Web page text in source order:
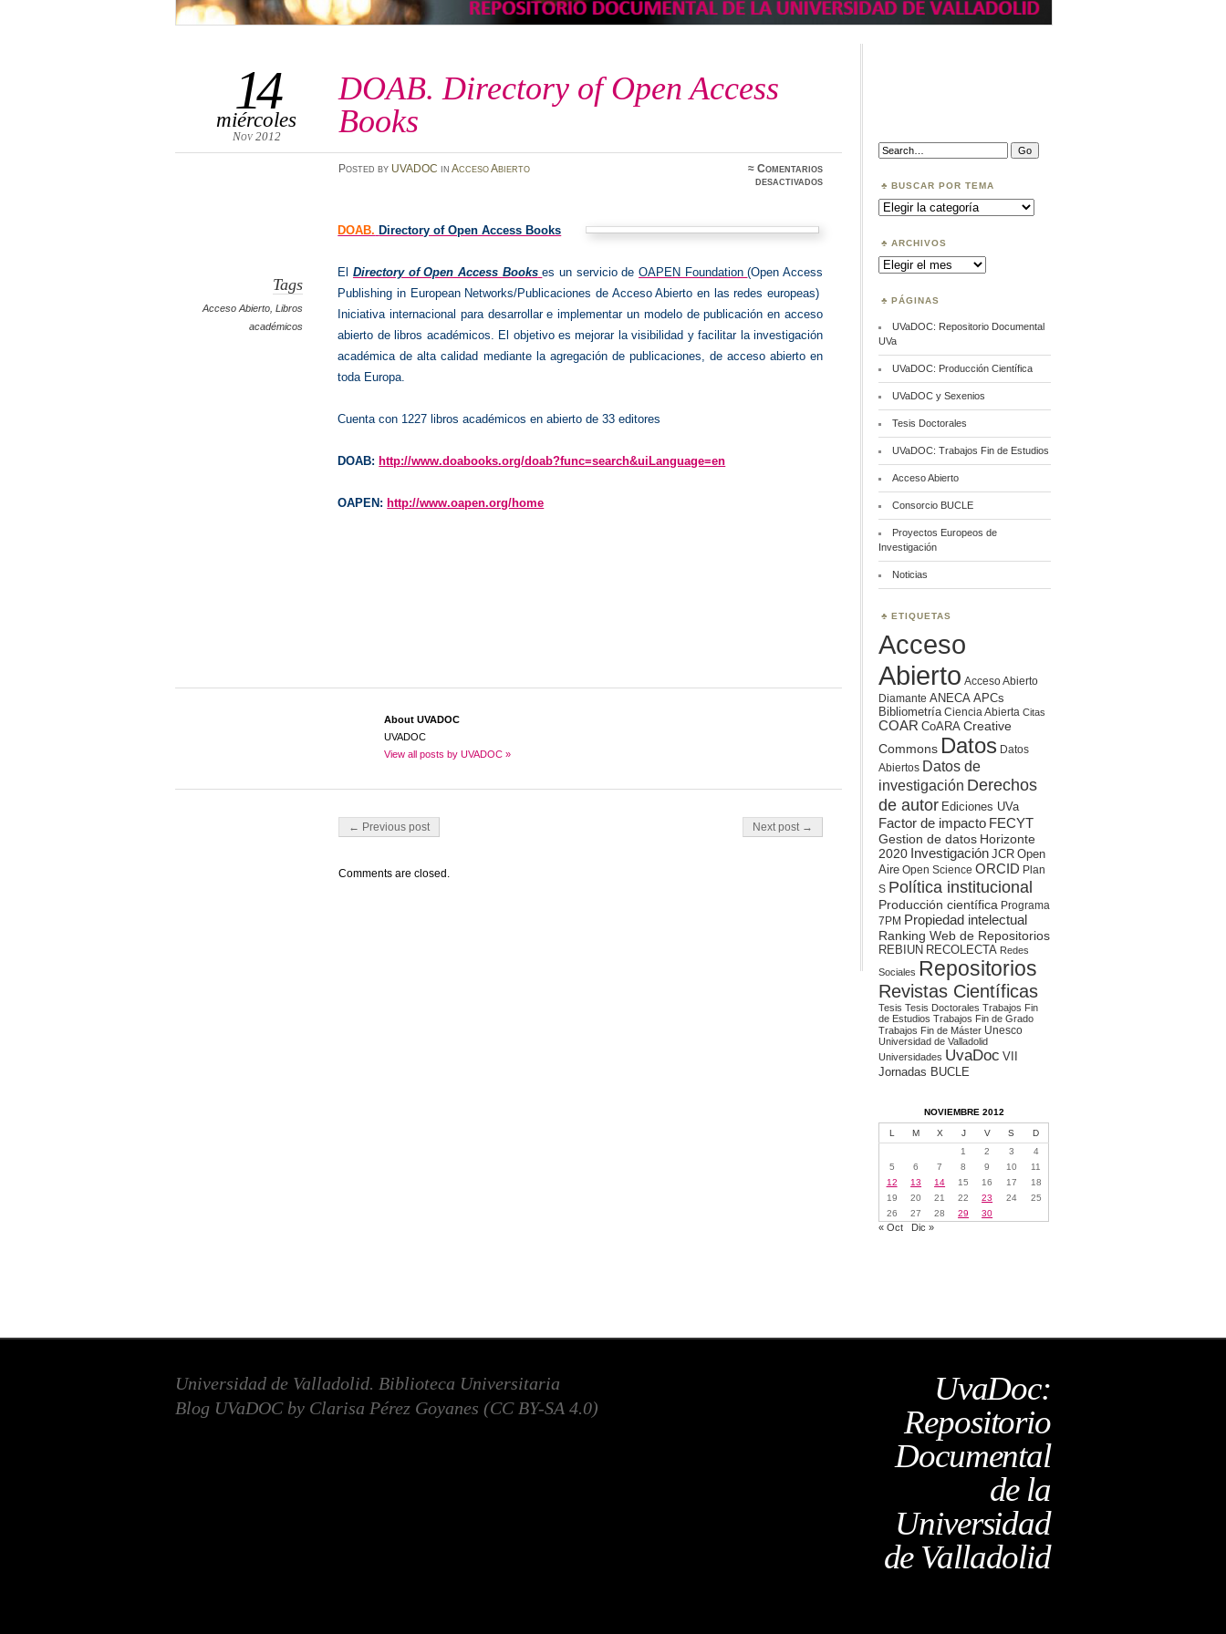
DOAB. Directory of Open Access
Books
14
miércoles
Nov 2012
Posted by UVADOC in Acceso Abierto ≈Comentarios
desactivadosen
Tags
Acceso Abierto ,Libros
académicos
DOAB. Directory of Open Access Books
El Directory of Open Access Books es un servicio deOAPEN Foundation(Open Access
Publishing in European Networks/Publicaciones de Acceso Abierto en las redes europeas)
Iniciativa internacional para desarrollar e implementar un modelo de publicación en acceso
abierto de libros académicos. El objetivo es mejorar la visibilidad y facilitar la investigación
académica de alta calidad mediante la agregación de publicaciones, de acceso abierto en
toda Europa.
Cuenta con 1227 libros académicos en abierto de 33 editores
DOAB: http://www.doabooks.org/doab?func=search&uiLanguage=en
OAPEN: http://www.oapen.org/home
About UVADOC
UVADOC
View all posts by UVADOC »
Post navigation
← Previous post Next post →
Comments are closed.
Search:
BUSCAR POR TEMA
Buscar
por
ARCHIVOS
Archivos
PÁGINAS
UVaDOC: Repositorio Documental
UVa
UVaDOC: Producción Científica
UVaDOC y Sexenios
Tesis Doctorales
UVaDOC: Trabajos Fin de Estudios
Acceso Abierto
Consorcio BUCLE
Proyectos Europeos de
Investigación
Noticias
ETIQUETAS
Acceso
Abierto Acceso Abierto
Diamante ANECA APCs
Bibliometría Ciencia Abierta Citas
COAR CoARA Creative
Commons Datos Datos
Abiertos Datos de
investigación Derechos
de autor Ediciones UVa
Factor de impacto FECYT
Gestion de datos Horizonte
2020 Investigación JCR Open
Aire Open Science ORCID Plan
S Política institucional
Producción científica Programa
7PM Propiedad intelectual
Ranking Web de Repositorios
REBIUN RECOLECTA Redes
Sociales Repositorios
Revistas Científicas
Tesis Tesis Doctorales Trabajos Fin
de Estudios Trabajos Fin de Grado
Trabajos Fin de Máster Unesco
Universidad de Valladolid
Universidades UvaDoc VII
Jornadas BUCLE
NOVIEMBRE 2012
L M X J V S
D
1
2 3
4
5
6 7 8 9 10
11
12
13 14 15 16 17
18
19
20 21 22 23 24
25
26
27 28 29 30
« Oct Dic »
UvaDoc:
Repositorio
Documental
de la
Universidad
de Valladolid
Universidad de Valladolid. Biblioteca Universitaria
Blog UVaDOC by Clarisa Pérez Goyanes (CC BY-SA 4.0)